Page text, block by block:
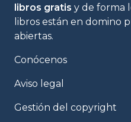
libros gratis y de forma
libros están en domino
abiertas.
Conócenos
Aviso legal
Gestión del copyright